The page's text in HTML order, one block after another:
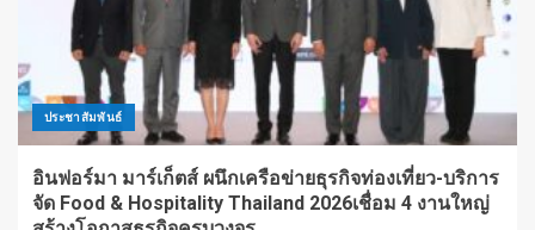
ประชาสัมพันธ์
อินฟอร์มา มาร์เก็ตส์ ผนึกเครือข่ายธุรกิจท่องเที่ยว-บริการ
จัด Food & Hospitality Thailand 2026เชื่อม 4 งานใหญ่